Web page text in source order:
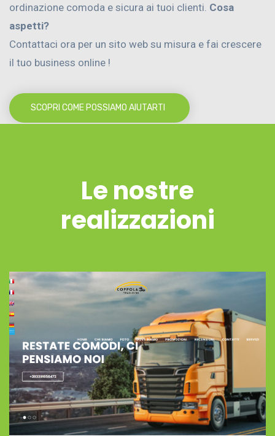
ordinazione comoda e sicura ai tuoi clienti. Cosa
aspetti?
Contattaci ora per un sito web su misura e fai crescere
il tuo business online !
SCOPRI COME POSSIAMO AIUTARTI
Le nostre
realizzazioni